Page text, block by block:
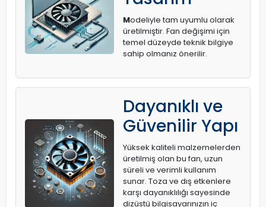
Modeliyle tam uyumlu olarak
üretilmiştir. Fan değişimi için
temel düzeyde teknik bilgiye
sahip olmanız önerilir.
Dayanıklı ve
Güvenilir Yapı
Yüksek kaliteli malzemelerden
üretilmiş olan bu fan, uzun
süreli ve verimli kullanım
sunar. Toza ve dış etkenlere
karşı dayanıklılığı sayesinde
dizüstü bilgisayarınızın iç